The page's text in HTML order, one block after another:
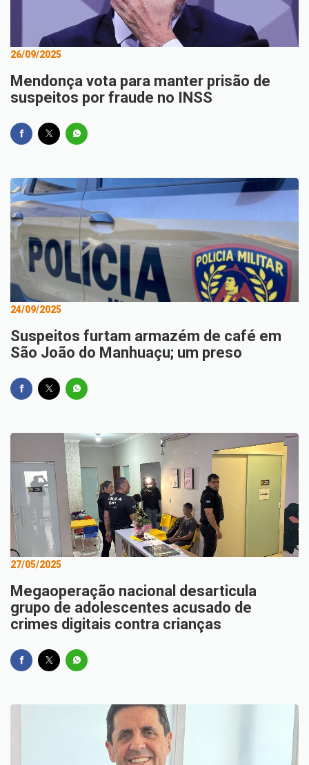
26/09/2025
Mendonça vota para manter prisão de
suspeitos por fraude no INSS
24/09/2025
Suspeitos furtam armazém de café em
São João do Manhuaçu; um preso
27/05/2025
Megaoperação nacional desarticula
grupo de adolescentes acusado de
crimes digitais contra crianças